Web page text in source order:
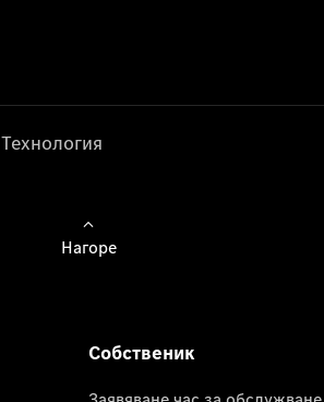
Технология
Нагоре
Собственик